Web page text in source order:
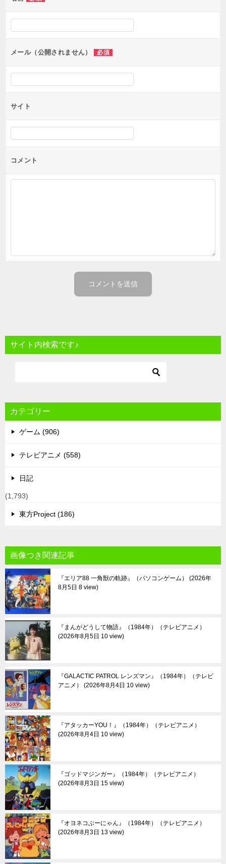
ー
シ
ンメール（公開されません） 必須
サイト
コメント
サイト内検索です♪
カテゴリー
ゲーム (906)
テレビアニメ (558)
日記
(1,793)
東方Project (186)
画像つき関連記事
『エリア88 一角獣の軌跡』（パソコンゲーム）
2026年
8月5日 8 view
『まんがどうして物語』（1984年）（テレビアニメ）
2026年8月5日 10 view
『GALACTIC PATROL レンズマン』（1984年）（テレビ
アニメ）
2026年8月4日 10 view
『アタッカーYOU！』（1984年）（テレビアニメ）
2026年8月4日 10 view
『ゴッドマジンガー』（1984年）（テレビアニメ）
2026年8月3日 15 view
『オヨネコぶーにゃん』（1984年）（テレビアニメ）
2026年8月3日 13 view